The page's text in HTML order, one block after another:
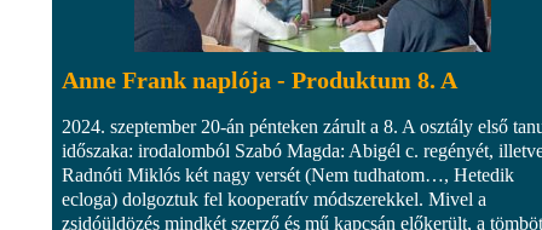
Anne Frank naplója - Produktum 8. A
2024. szeptember 20-án pénteken zárult a 8. A osztály első
időszaka: irodalomból Szabó Magda: Abigél c. regényét,
Radnóti Miklós két nagy versét (Nem tudhatom…, Hetedik
ecloga) dolgoztuk fel kooperatív módszerekkel. Mivel a
zsidóüldözés mindkét szerző és mű kapcsán előkerült, a tömböt